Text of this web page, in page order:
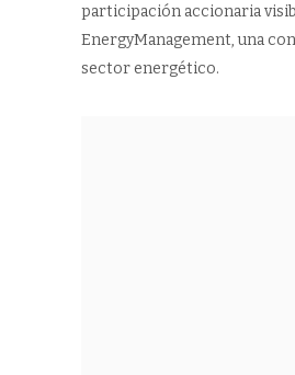
participación accionaria
EnergyManagement, una
sector energético.